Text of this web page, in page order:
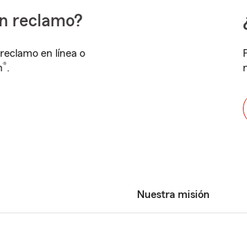
reclamo?
en línea o
®.
Nuestra misión